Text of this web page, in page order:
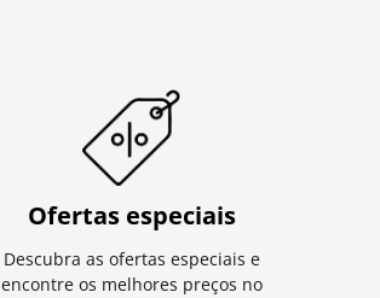
Ofertas especiais
Descubra as ofertas especiais e
encontre os melhores preços no